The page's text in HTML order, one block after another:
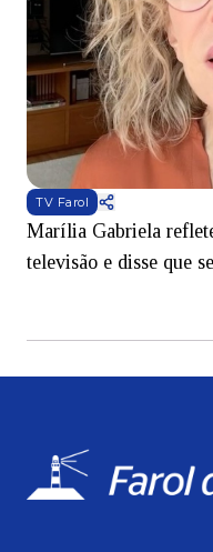
TV Farol
Marília Gabriela
televisão e disse que